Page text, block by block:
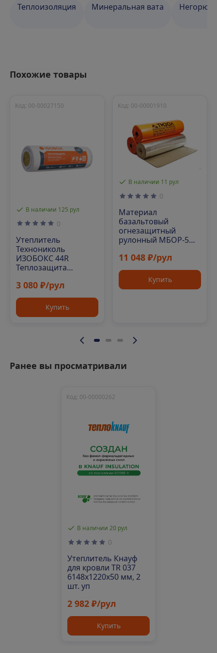
Теплоизоляция Минеральная вата
Похожие товары
В наличии 125 рул
Код: 00-00027150
0
Утеплитель
Технониколь
ИЗОБОКС 44R
Теплозащита
3 080 ₽/рул
Купить
В наличии 11 рул
Код: 00-00001910
0
Материал
базальтовый
огнезащитный
рулонный МБОР-5Ф
11 048 ₽/рул
Купить
Ранее вы просматривали
В наличии 20 рул
Код: 00-00000262
0
Утеплитель Кнауф
для кровли TR 037
6148х1220х50 мм, 2
шт. уп
2 982 ₽/рул
Купить